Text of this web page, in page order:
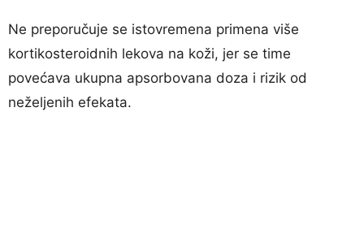
Ne preporučuje se istovremena primena više
kortikosteroidnih lekova na koži, jer se time
povećava ukupna apsorbovana doza i rizik od
neželjenih efekata.